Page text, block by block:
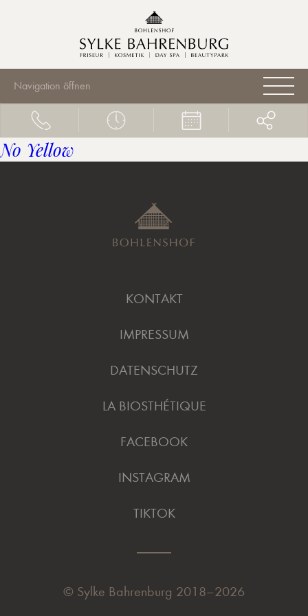
Navigation öffnen
No Yellow
KONTAKT
IMPRESSUM
DATENSCHUTZ
LA BIOSTHÉTIQUE
FACEBOOK
INSTAGRAM
TIKTOK
© Sylke Bahrenburg 2018–2026